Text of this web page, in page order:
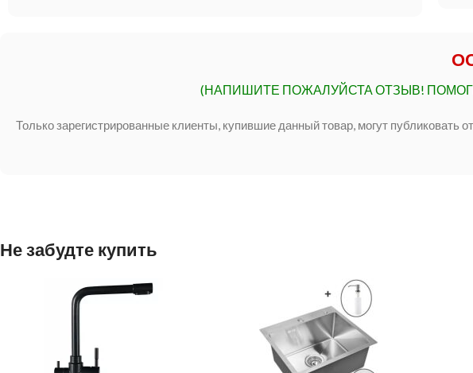
(НАПИШИТЕ ПОЖАЛУЙСТА ОТЗЫВ!
Только зарегистрированные клиенты, купившие данный товар, могут публиковать
Не забудте купить